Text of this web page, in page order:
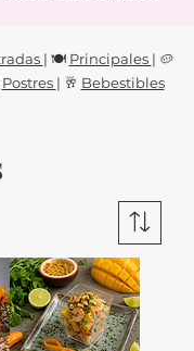
| 🍽 Principales | 🥔
Postres | 🥂 Bebestibles